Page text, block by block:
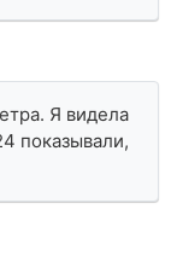
Я видела
показывали,